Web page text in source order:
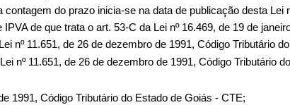
contagem do prazo inicia-se na data de publicação desta Lei
de que trata o art. 53-C da Lei nº 16.469, de 19 de
nº 11.651, de 26 de dezembro de 1991, Código Tributário
nº 11.651, de 26 de dezembro de 1991, Código Tributário
1991, Código Tributário do Estado de Goiás - CTE;